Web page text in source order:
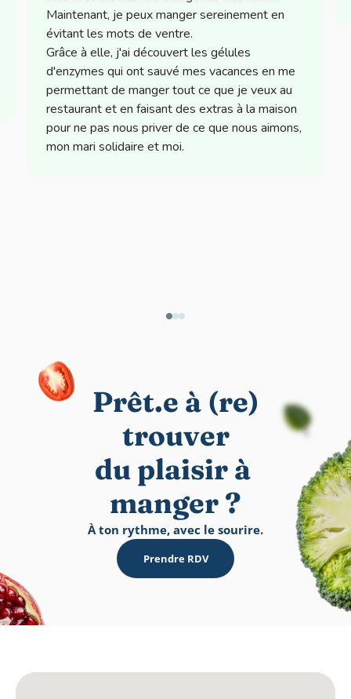
Prêt.e à (re)
trouver
du plaisir à
manger ?
À ton rythme, avec le sourire.
Prendre RDV